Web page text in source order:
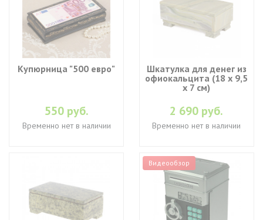
Купюрница "500 евро"
550 руб.
Временно нет в наличии
Шкатулка для денег из
офиокальцита (18 х 9,5
х 7 см)
2 690 руб.
Временно нет в наличии
Видеообзор